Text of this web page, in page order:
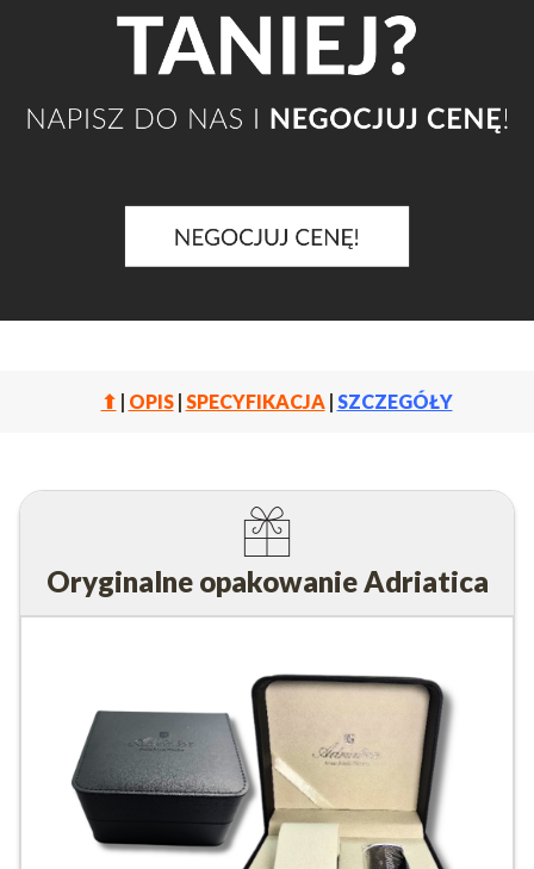
⬆ OPIS| SPECYFIKACJA| SZCZEGÓŁY
Oryginalne opakowanie Adriatica